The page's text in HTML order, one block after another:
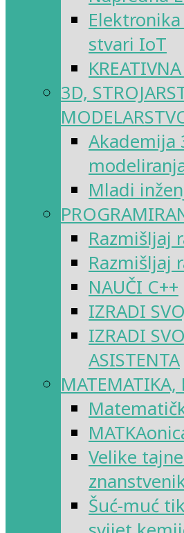
stvari IoT
3D,
Akademija
Mladi
Razmišljaj
Razmišljaj
NAUČI C++
IZRADI
IZRADI
ASISTENTA
MATEMATIKA,
Velike
Šuć-muć